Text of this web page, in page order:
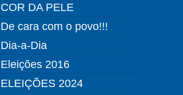
COR DA PELE
De cara com o povo!!!
Dia-a-Dia
Eleições 2016
ELEIÇÕES 2024